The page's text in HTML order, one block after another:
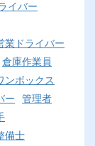
イバー
業ドライバー
倉庫作業員
ンボックス
ー 管理者
備士